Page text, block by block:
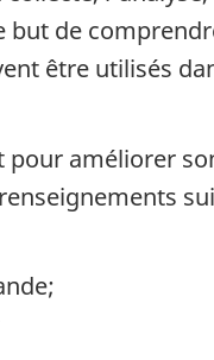
but de
être utilisés
pour améliorer